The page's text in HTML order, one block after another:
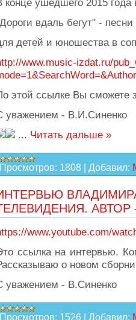
конце ушедшего 2015 года
вдаль бегут" -
детей и юношества в
www.music-izdat.ru/
этой ссылке Вы сможете
уважением - В.И.Синенко
... Читать дальше »
Просмотров: 1808 Добавил:
www.youtube.com/
ссылка на интервью.
о новом
уважением - В.Синенко
Просмотров: 1526 Добавил: